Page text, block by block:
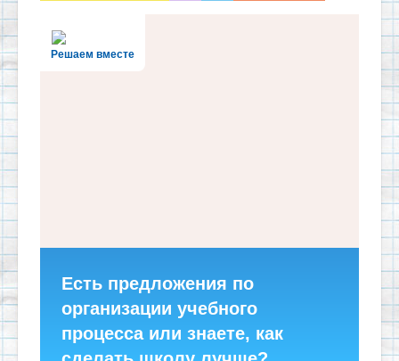
Решаем вместе
Есть предложения по
организации учебного
процесса или знаете, как